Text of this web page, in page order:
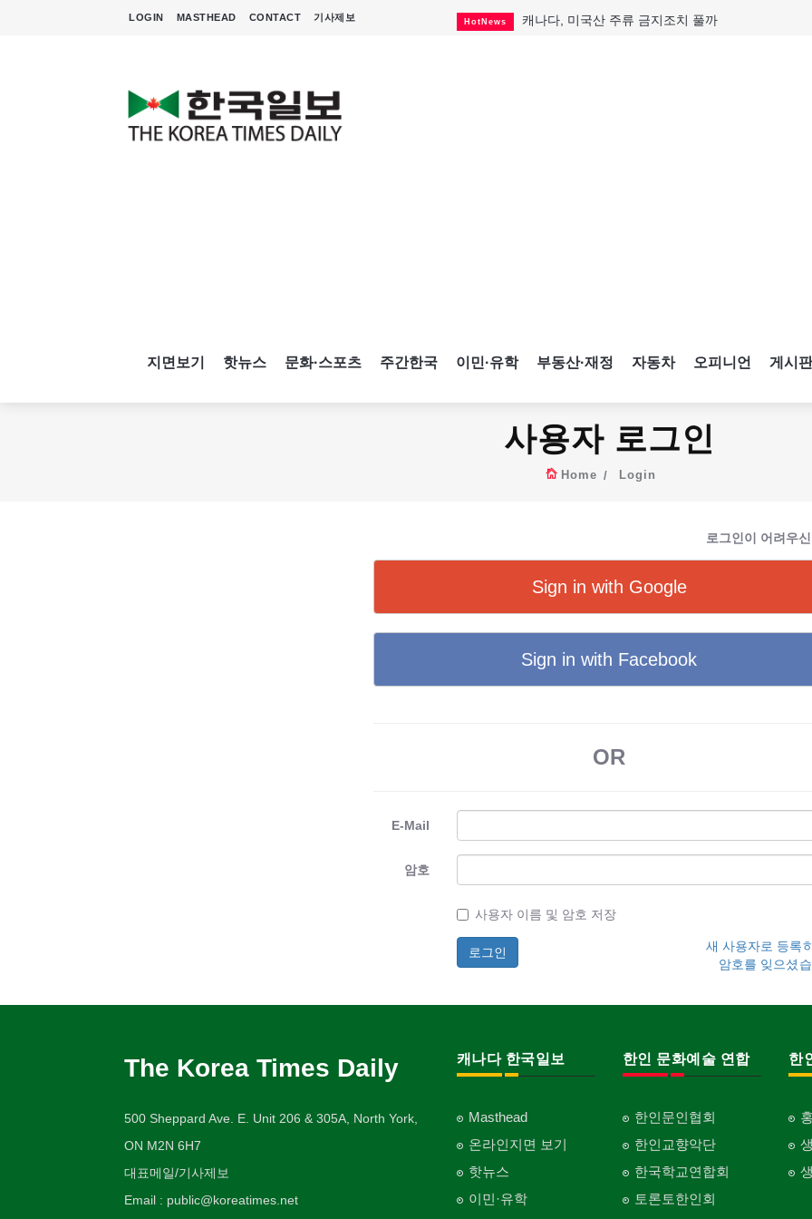
LOGIN MASTHEAD CONTACT 기사제보 HotNews 캐나다, 미국산 주류 금지조치 풀까
지면보기 핫뉴스 문화·스포츠 주간한국 이민·유학 부동산·재정 자동차 오피니언 게시판
사용자 로그인
Home Login
로그인이 어려우
Sign in with Google
Sign in with Facebook
OR
E-Mail
암호
사용자 이름 및 암호 저장
새 사용자로 등록
암호를 잊으셨
The Korea Times Daily
500 Sheppard Ave. E. Unit 206 & 305A, North York,
ON M2N 6H7
대표메일/기사제보
Email : public@koreatimes.net
캐나다 한국일보
Masthead
온라인지면 보기
핫뉴스
이민·유학
한인 문화예술 연합
한인문인협회
한인교향악단
한국학교연합회
토론토한인회
한